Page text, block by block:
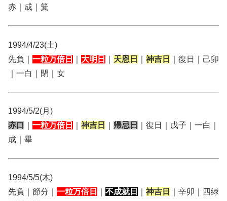
赤｜成｜箕
1994/4/23(土)
先負｜ 一粒万倍日 大明日 天恩日 神吉日
｜復日｜己卯
｜一白｜閉｜女
1994/5/2(月)
赤口
一粒万倍日 神吉日 帰忌日
｜復日｜戊子｜一白｜
成｜畢
1994/5/5(木)
先負｜節分｜ 一粒万倍日 不成就日 神吉日
｜辛卯｜四緑